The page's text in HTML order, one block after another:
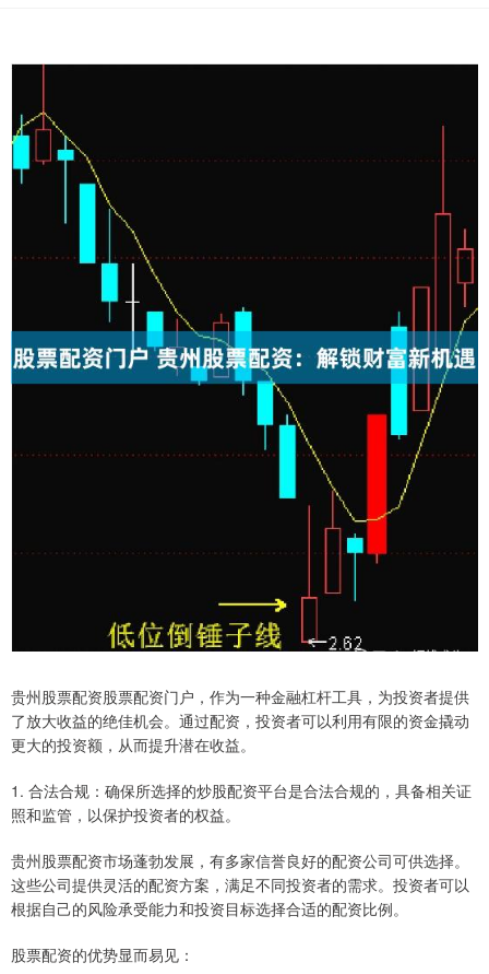
贵州股票配资股票配资门户，作为一种金融杠杆工具，为投资者提供
了放大收益的绝佳机会。通过配资，投资者可以利用有限的资金撬动
更大的投资额，从而提升潜在收益。
1. 合法合规：确保所选择的炒股配资平台是合法合规的，具备相关证
照和监管，以保护投资者的权益。
贵州股票配资市场蓬勃发展，有多家信誉良好的配资公司可供选择。
这些公司提供灵活的配资方案，满足不同投资者的需求。投资者可以
根据自己的风险承受能力和投资目标选择合适的配资比例。
股票配资的优势显而易见：